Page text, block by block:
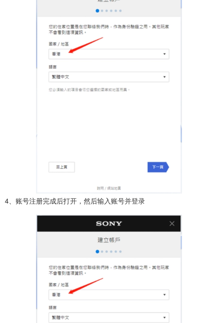
4、账号注册完成后打开，然后输入账号并登录